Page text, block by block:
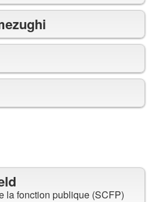
la fonction publique (SCFP)